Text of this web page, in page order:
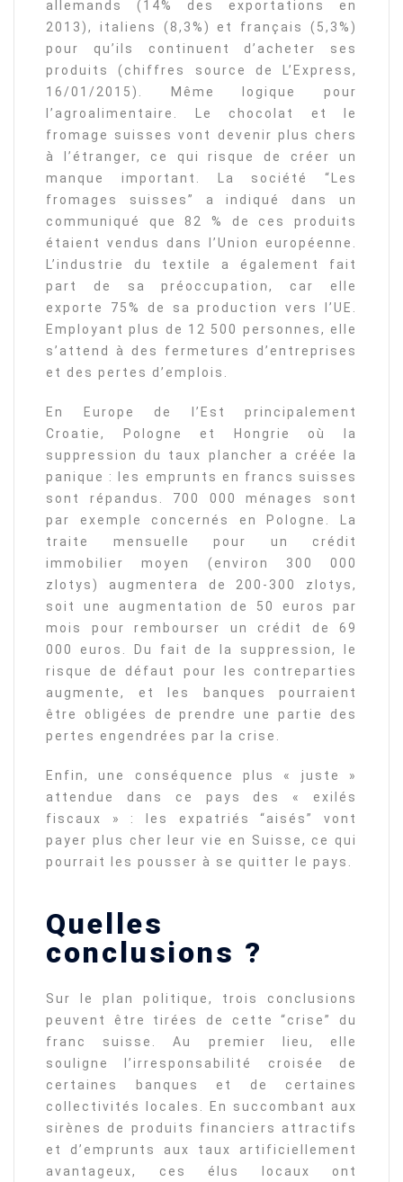
allemands (14% des exportations en
2013), italiens (8,3%) et français (5,3%)
pour qu’ils continuent d’acheter ses
produits (chiffres source de L’Express,
16/01/2015). Même logique pour
l’agroalimentaire. Le chocolat et le
fromage suisses vont devenir plus chers
à l’étranger, ce qui risque de créer un
manque important. La société “Les
fromages suisses” a indiqué dans un
communiqué que 82 % de ces produits
étaient vendus dans l’Union européenne.
L’industrie du textile a également fait
part de sa préoccupation, car elle
exporte 75% de sa production vers l’UE.
Employant plus de 12 500 personnes, elle
s’attend à des fermetures d’entreprises
et des pertes d’emplois.
En Europe de l’Est principalement
Croatie, Pologne et Hongrie où la
suppression du taux plancher a créée la
panique : les emprunts en francs suisses
sont répandus. 700 000 ménages sont
par exemple concernés en Pologne. La
traite mensuelle pour un crédit
immobilier moyen (environ 300 000
zlotys) augmentera de 200-300 zlotys,
soit une augmentation de 50 euros par
mois pour rembourser un crédit de 69
000 euros. Du fait de la suppression, le
risque de défaut pour les contreparties
augmente, et les banques pourraient
être obligées de prendre une partie des
pertes engendrées par la crise.
Enfin, une conséquence plus « juste »
attendue dans ce pays des « exilés
fiscaux » : les expatriés “aisés” vont
payer plus cher leur vie en Suisse, ce qui
pourrait les pousser à se quitter le pays.
Quelles
conclusions ?
Sur le plan politique, trois conclusions
peuvent être tirées de cette “crise” du
franc suisse. Au premier lieu, elle
souligne l’irresponsabilité croisée de
certaines banques et de certaines
collectivités locales. En succombant aux
sirènes de produits financiers attractifs
et d’emprunts aux taux artificiellement
avantageux, ces élus locaux ont